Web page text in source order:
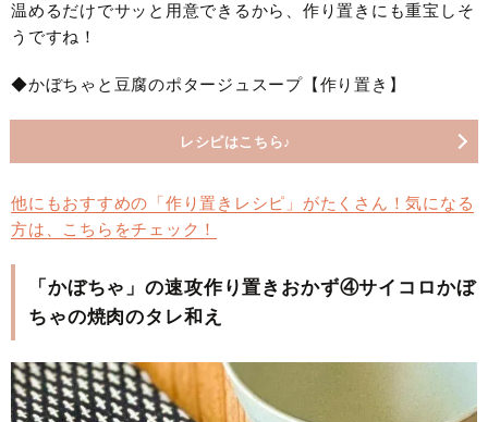
温めるだけでサッと用意できるから、作り置きにも重宝しそ
うですね！
◆かぼちゃと豆腐のポタージュスープ【作り置き】
レシピはこちら♪
他にもおすすめの「作り置きレシピ」がたくさん！気になる
方は、こちらをチェック！
「かぼちゃ」の速攻作り置きおかず④サイコロかぼ
ちゃの焼肉のタレ和え